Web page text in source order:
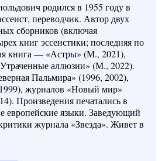
родился в 1955 году в
переводчик. Автор двух
сборников (включая
книг эссеистики; последняя по
книга — «Астры» (М., 2021),
аллюзии» (М., 2022).
Пальмира» (1996, 2002),
журналов «Новый мир»
Произведения печатались в
европейские языки. Заведующий
журнала «Звезда». Живет в